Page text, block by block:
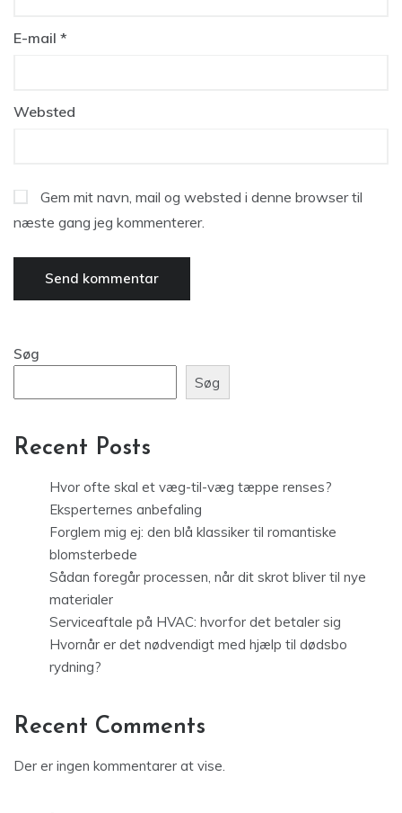
E-mail *
Websted
Gem mit navn, mail og websted i denne browser til
næste gang jeg kommenterer.
Søg
Søg
Recent Posts
Hvor ofte skal et væg-til-væg tæppe renses?
Eksperternes anbefaling
Forglem mig ej: den blå klassiker til romantiske
blomsterbede
Sådan foregår processen, når dit skrot bliver til nye
materialer
Serviceaftale på HVAC: hvorfor det betaler sig
Hvornår er det nødvendigt med hjælp til dødsbo
rydning?
Recent Comments
Der er ingen kommentarer at vise.